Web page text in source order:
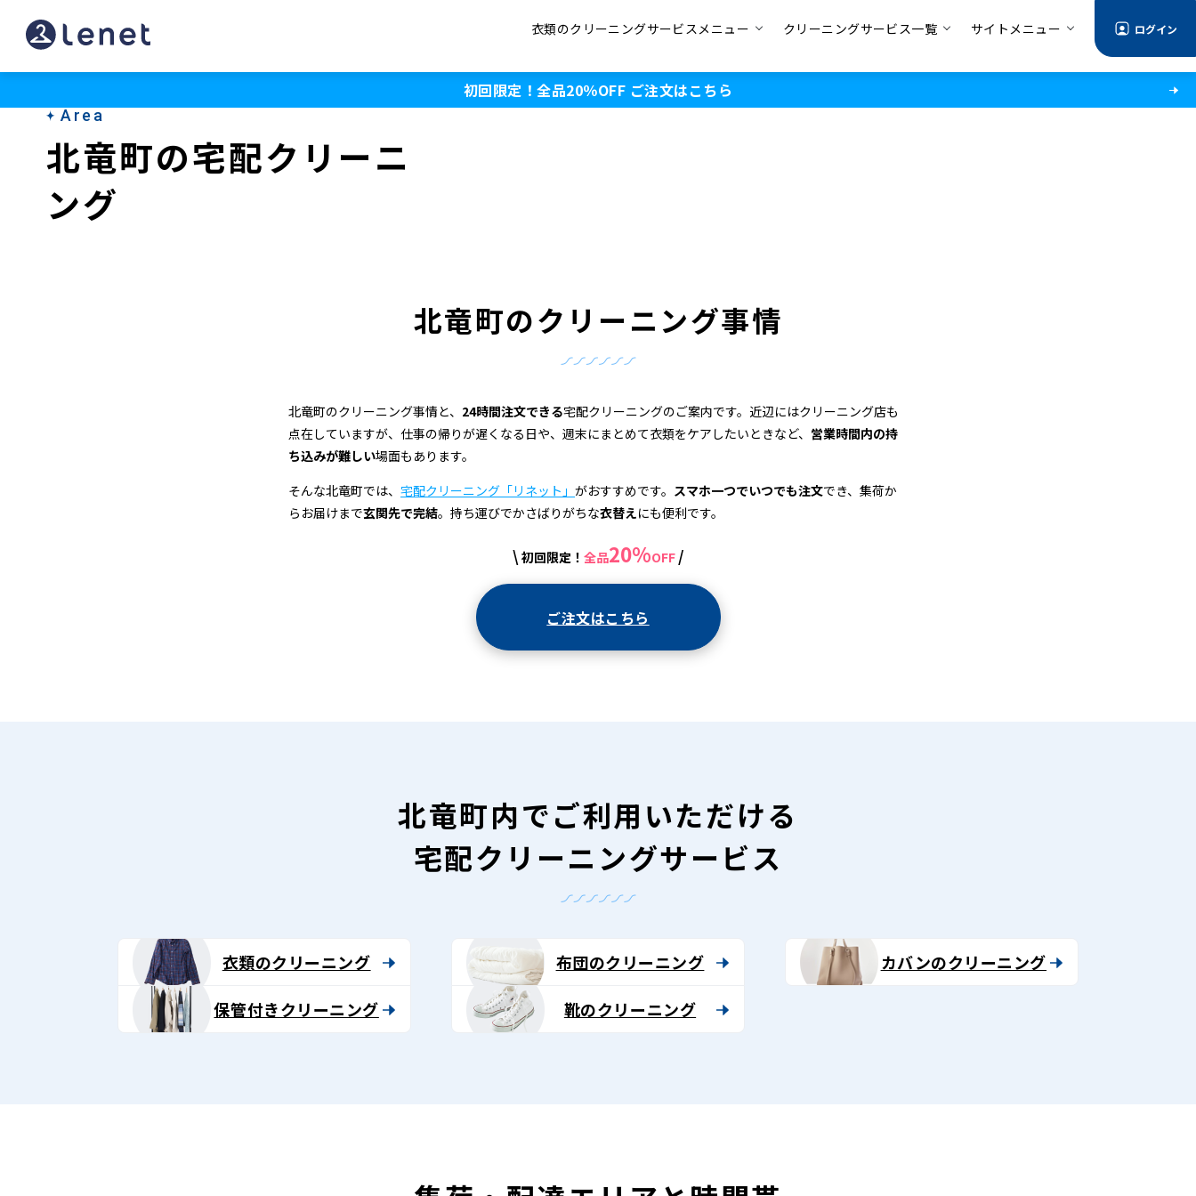
北
竜
衣類のクリーニングサービスメニュー クリーニングサービス一覧 サイトメニュー ログイン
初回限定！全品20％OFF ご注文はこちら
Area
北竜町の宅配クリーニ
ング
北竜町のクリーニング事情
北竜町のクリーニング事情と、 24時間注文できる宅配クリーニングのご案内です。近辺にはクリーニング店も
点在していますが、仕事の帰りが遅くなる日や、週末にまとめて衣類をケアしたいときなど、 営業時間内の持
ち込みが難しい場面もあります。
そんな北竜町では、 宅配クリーニング「リネット」 がおすすめです。 スマホ一つでいつでも注文でき、集荷か
らお届けまで玄関先で完結。持ち運びでかさばりがちな衣替えにも便利です。
\ 初回限定！ 全品20%OFF /
ご注文はこちら
北竜町内でご利用いただける
宅配クリーニングサービス
衣類のクリーニング
保管付きクリーニング
布団のクリーニング
靴のクリーニング
カバンのクリーニング